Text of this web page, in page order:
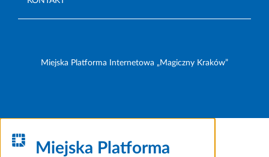
Miejska Platforma Internetowa „Magiczny Kraków”
Miejska Platforma